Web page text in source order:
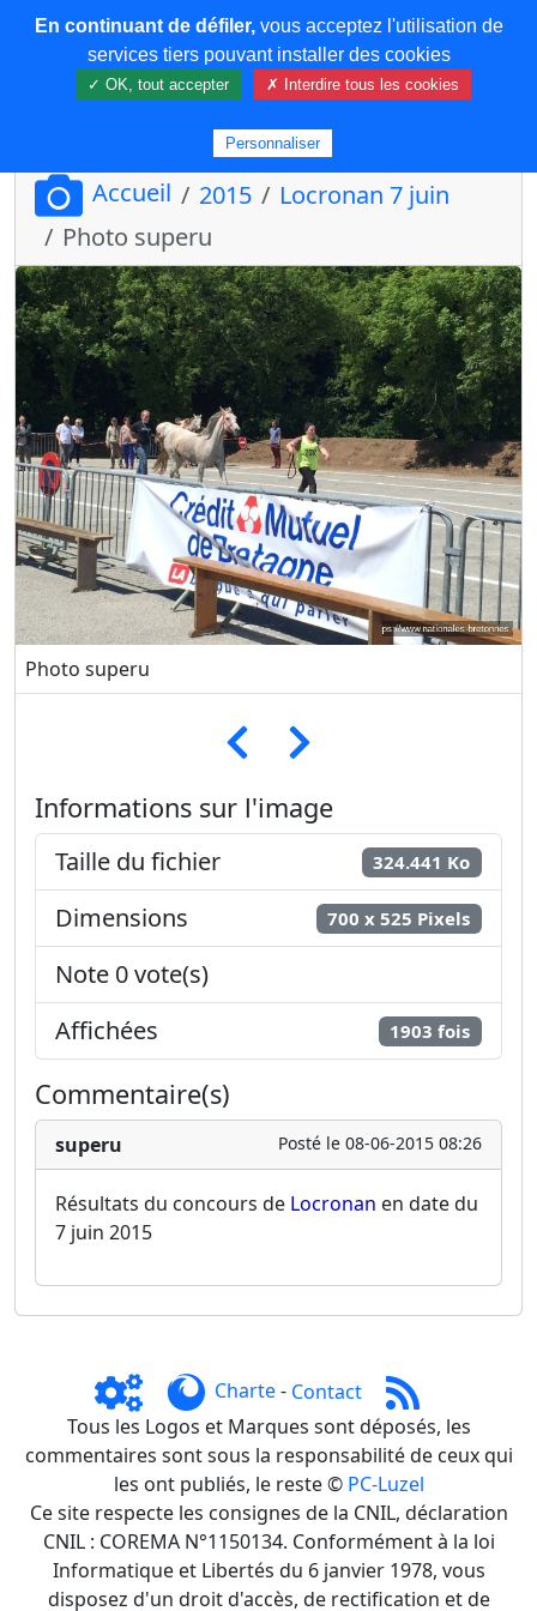
COREMA
Accueil 2015
Locronan 7 juin
Photo superu
Photo superu
Informations sur l'image
Taille du fichier 324.441 Ko
Dimensions 700 x 525 Pixels
Note 0 vote(s)
Affichées
1903 fois
Commentaire(s)
superu Posté le 08-06-2015 08:26
Résultats du concours de Locronan en date du
7 juin 2015
Charte- Contact
Tous les Logos et Marques sont déposés, les
commentaires sont sous la responsabilité de ceux qui
les ont publiés, le reste © PC-Luzel
Ce site respecte les consignes de la CNIL, déclaration
CNIL : COREMA N°1150134. Conformément à la loi
Informatique et Libertés du 6 janvier 1978, vous
disposez d'un droit d'accès, de rectification et de
En continuant de défiler,vous acceptez l'utilisation de
services tiers pouvant installer des cookies
✓ OK, tout accepter ✗ Interdire tous les cookies
Personnaliser